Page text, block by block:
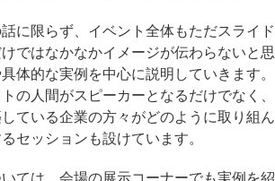
に限らず、イベント全体もただスライド
ではなかなかイメージが伝わらないと思
体的な実例を中心に説明していきます。
の人間がスピーカーとなるだけでなく、
ている企業の方々がどのように取り組ん
セッションも設けています。
ては、会場の展示コーナーでも実例を紹